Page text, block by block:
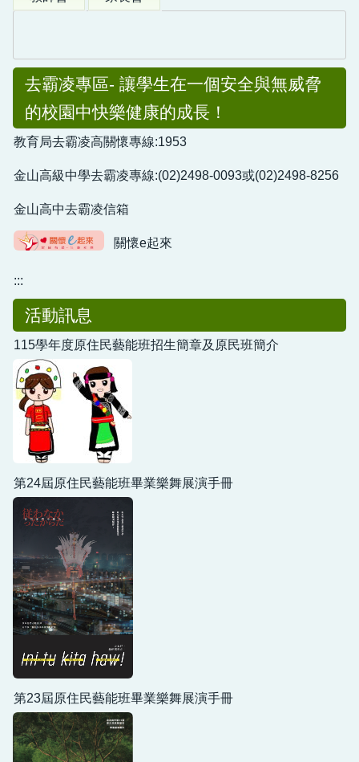
去霸凌專區- 讓學生在一個安全與無威脅
的校園中快樂健康的成長！
教育局去霸凌高關懷專線:1953
金山高級中學去霸凌專線:(02)2498-0093或(02)2498-8256
金山高中去霸凌信箱
關懷e起來
:::
活動訊息
115學年度原住民藝能班招生簡章及原民班簡介
第24屆原住民藝能班畢業樂舞展演手冊
第23屆原住民藝能班畢業樂舞展演手冊